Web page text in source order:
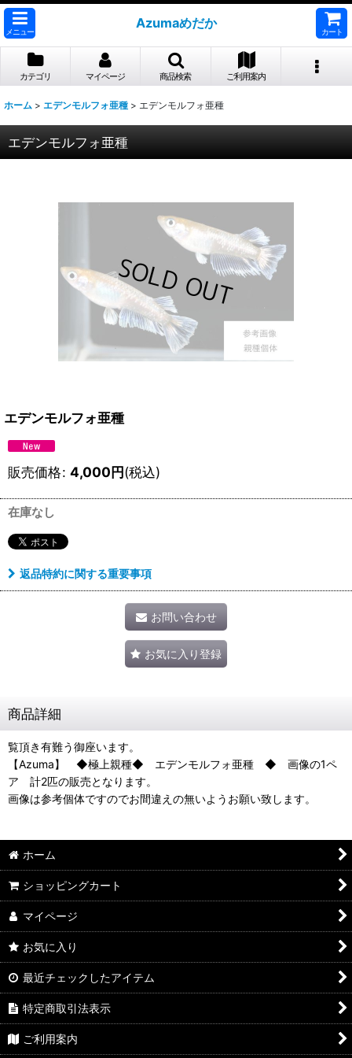
メニュー
Azumaめだか
カート
カテゴリ マイページ 商品検索 ご利用案内
ホーム > エデンモルフォ亜種 > エデンモルフォ亜種
エデンモルフォ亜種
エデンモルフォ亜種
販売価格: 4,000円(税込)
在庫なし
返品特約に関する重要事項
お問い合わせ
お気に入り登録
商品詳細
覧頂き有難う御座います。
【Azuma】 ◆極上親種◆ エデンモルフォ亜種 ◆ 画像の1ペ
ア 計2匹の販売となります。
画像は参考個体ですのでお間違えの無いようお願い致します。
ホーム
ショッピングカート
マイページ
お気に入り
最近チェックしたアイテム
特定商取引法表示
ご利用案内